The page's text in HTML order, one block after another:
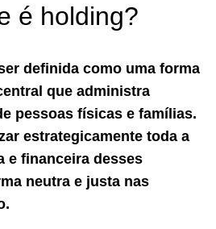
é holding?
definida como uma forma
que administra
pessoas físicas e famílias.
estrategicamente toda a
e financeira desses
neutra e justa nas